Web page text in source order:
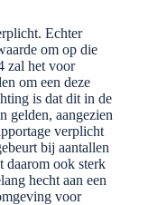
Echter
om op die
zal het voor
om een deze
is dat dit in de
gelden, aangezien
verplicht
bij aantallen
daarom ook sterk
hecht aan een
voor